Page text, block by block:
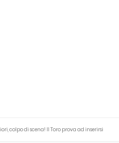
colpo di scena! Il Toro prova ad inserirsi